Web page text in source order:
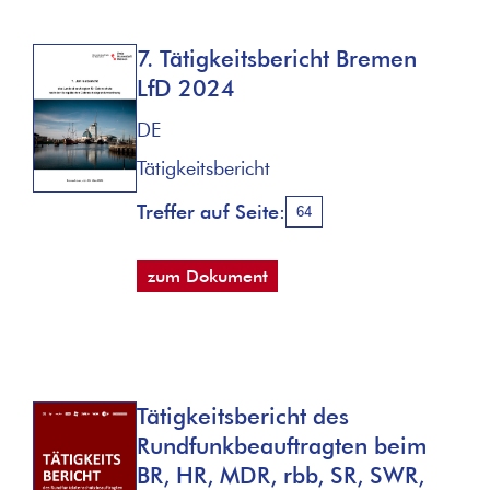
7. Tätigkeitsbericht Bremen
LfD 2024
DE
Tätigkeitsbericht
Treffer auf Seite:
64
zum Dokument
Tätigkeitsbericht des
Rundfunkbeauftragten beim
BR, HR, MDR, rbb, SR, SWR,